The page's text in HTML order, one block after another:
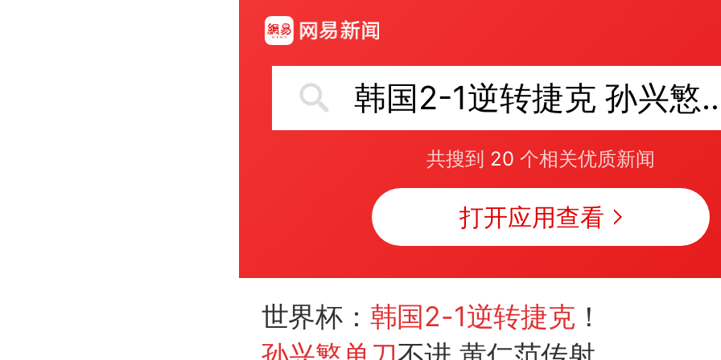
韩国2-1逆转捷
共搜到 20 个相关优质新闻
打开应用查看
世界杯： 韩国2-1逆转捷克 ！